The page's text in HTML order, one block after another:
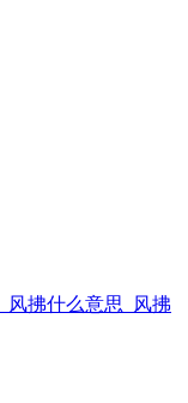
风拂什么意思
风拂